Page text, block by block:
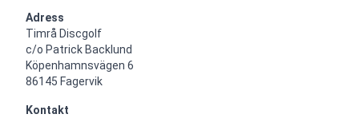
Adress
Timrå Discgolf
c/o Patrick Backlund
Köpenhamnsvägen 6
86145 Fagervik
Kontakt